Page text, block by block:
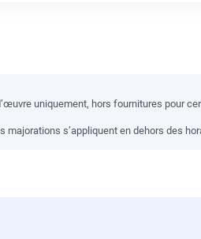
uniquement, hors fournitures pour
majorations s’appliquent en dehors des